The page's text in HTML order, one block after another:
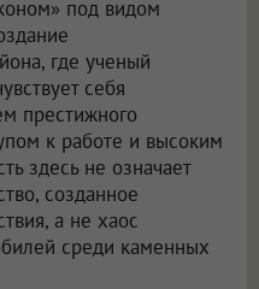
под видом
где ученый
себя
престижного
к работе и высоким
здесь не означает
созданное
а не хаос
среди каменных